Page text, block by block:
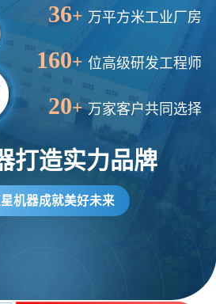
36+ 万平方米工业厂房
160+ 位高级研发工程师
20+ 万家客户共同选择
打造实力品牌
机器成就美好未来